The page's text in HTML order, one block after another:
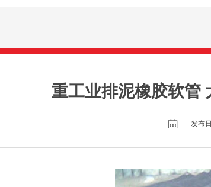
重工业排泥橡胶软管
发布